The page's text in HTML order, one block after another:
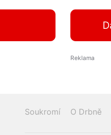
Soukromí O Drbně